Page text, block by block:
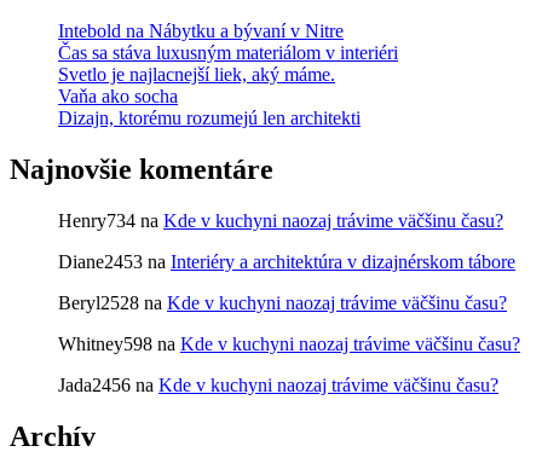
Intebold na Nábytku a bývaní v Nitre
Čas sa stáva luxusným materiálom v interiéri
Svetlo je najlacnejší liek, aký máme.
Vaňa ako socha
Dizajn, ktorému rozumejú len architekti
Najnovšie komentáre
Henry734 na Kde v kuchyni naozaj trávime väčšinu času?
Diane2453 na Interiéry a architektúra v dizajnérskom tábore
Beryl2528 na Kde v kuchyni naozaj trávime väčšinu času?
Whitney598 na Kde v kuchyni naozaj trávime väčšinu času?
Jada2456 na Kde v kuchyni naozaj trávime väčšinu času?
Archív